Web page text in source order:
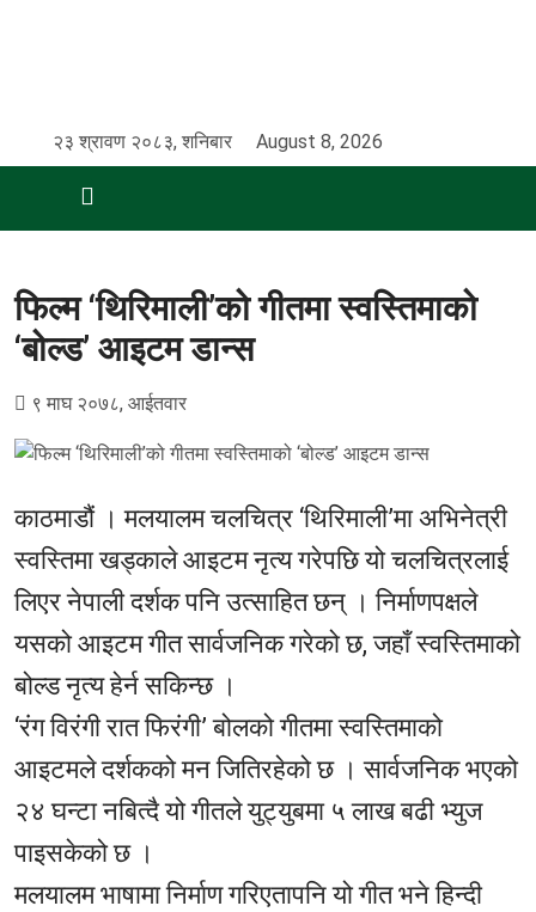
२३ श्रावण २०८३, शनिबार August 8, 2026
फिल्म ‘थिरिमाली’को गीतमा स्वस्तिमाको
‘बोल्ड’ आइटम डान्स
९ माघ २०७८, आईतवार
काठमाडौं । मलयालम चलचित्र ‘थिरिमाली’मा अभिनेत्री
स्वस्तिमा खड्काले आइटम नृत्य गरेपछि यो चलचित्रलाई
लिएर नेपाली दर्शक पनि उत्साहित छन् । निर्माणपक्षले
यसको आइटम गीत सार्वजनिक गरेको छ, जहाँ स्वस्तिमाको
बोल्ड नृत्य हेर्न सकिन्छ ।
‘रंग विरंगी रात फिरंगी’ बोलको गीतमा स्वस्तिमाको
आइटमले दर्शकको मन जितिरहेको छ । सार्वजनिक भएको
२४ घन्टा नबित्दै यो गीतले युट्युबमा ५ लाख बढी भ्युज
पाइसकेको छ ।
मलयालम भाषामा निर्माण गरिएतापनि यो गीत भने हिन्दी